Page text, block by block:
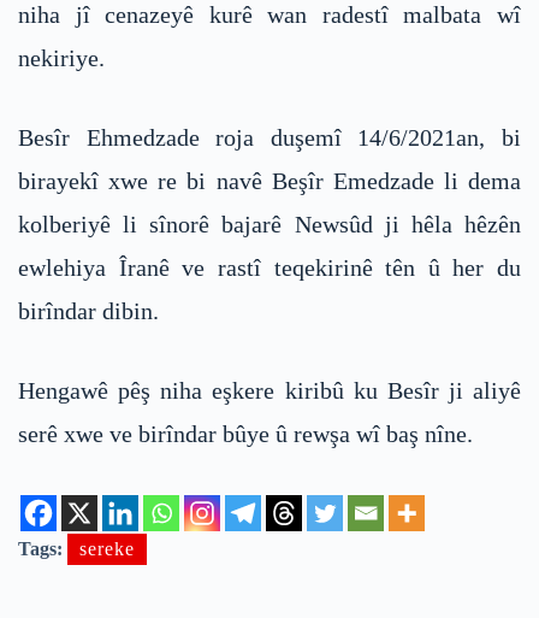
niha jî cenazeyê kurê wan radestî malbata wî
nekiriye.
Besîr Ehmedzade roja duşemî 14/6/2021an, bi
birayekî xwe re bi navê Beşîr Emedzade li dema
kolberiyê li sînorê bajarê Newsûd ji hêla hêzên
ewlehiya Îranê ve rastî teqekirinê tên û her du
birîndar dibin.
Hengawê pêş niha eşkere kiribû ku Besîr ji aliyê
serê xwe ve birîndar bûye û rewşa wî baş nîne.
Tags: sereke